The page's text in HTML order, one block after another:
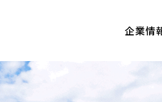
企業情